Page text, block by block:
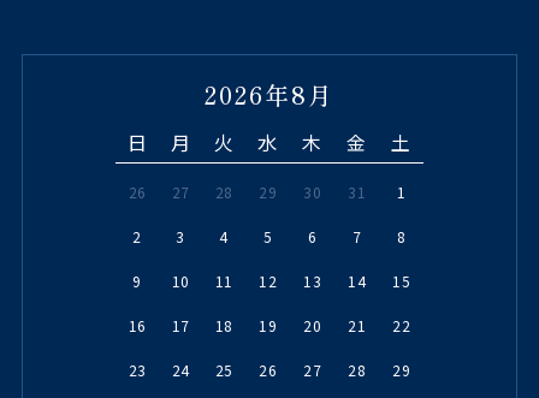
2026年8月
日 月 火 水 木 金 土
26 27 28 29 30 31 1
2 3 4 5 6 7 8
9 10 11 12 13 14 15
16 17 18 19 20 21 22
23 24 25 26 27 28 29